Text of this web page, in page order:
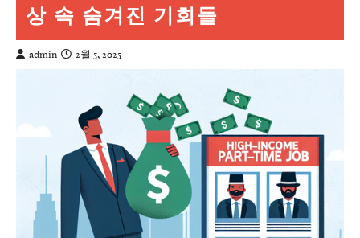
상 속 숨겨진 기회들
admin 2월 5, 2025